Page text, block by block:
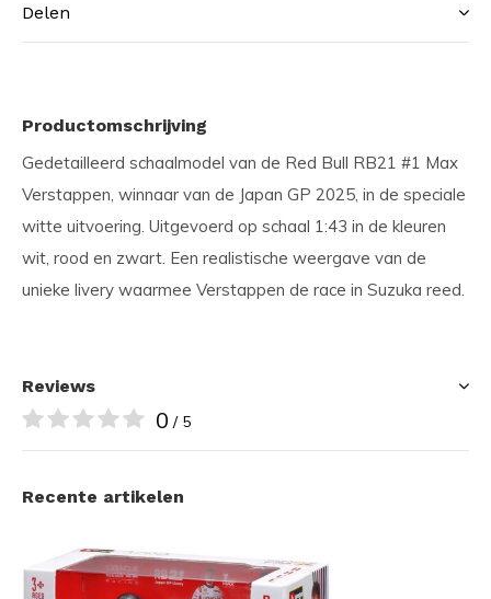
Delen
Productomschrijving
Gedetailleerd schaalmodel van de Red Bull RB21 #1 Max
Verstappen, winnaar van de Japan GP 2025, in de speciale
witte uitvoering. Uitgevoerd op schaal 1:43 in de kleuren
wit, rood en zwart. Een realistische weergave van de
unieke livery waarmee Verstappen de race in Suzuka reed.
Reviews
0 / 5
Recente artikelen